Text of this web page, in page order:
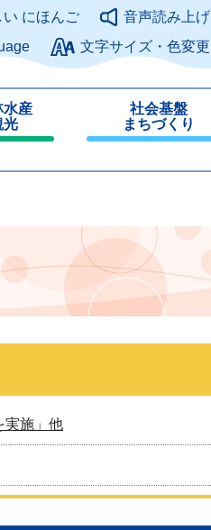
このページの本文へ
い にほんご
音声読み上げ
文字サイズ・色変更
水産
光
社会基盤
まちづくり
じ
実施」他